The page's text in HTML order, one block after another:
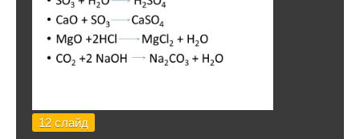
12 слайд